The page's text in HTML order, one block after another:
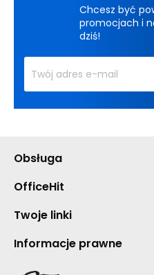
Chcesz być
promocjach i
dziś!
Obsługa
OfficeHit
Twoje linki
Informacje prawne